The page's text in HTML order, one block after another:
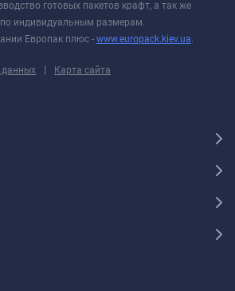
готовых пакетов крафт, а так же
по индивидуальным размерам.
Европак плюс - www.europack.kiev.ua.
данных | Карта сайта